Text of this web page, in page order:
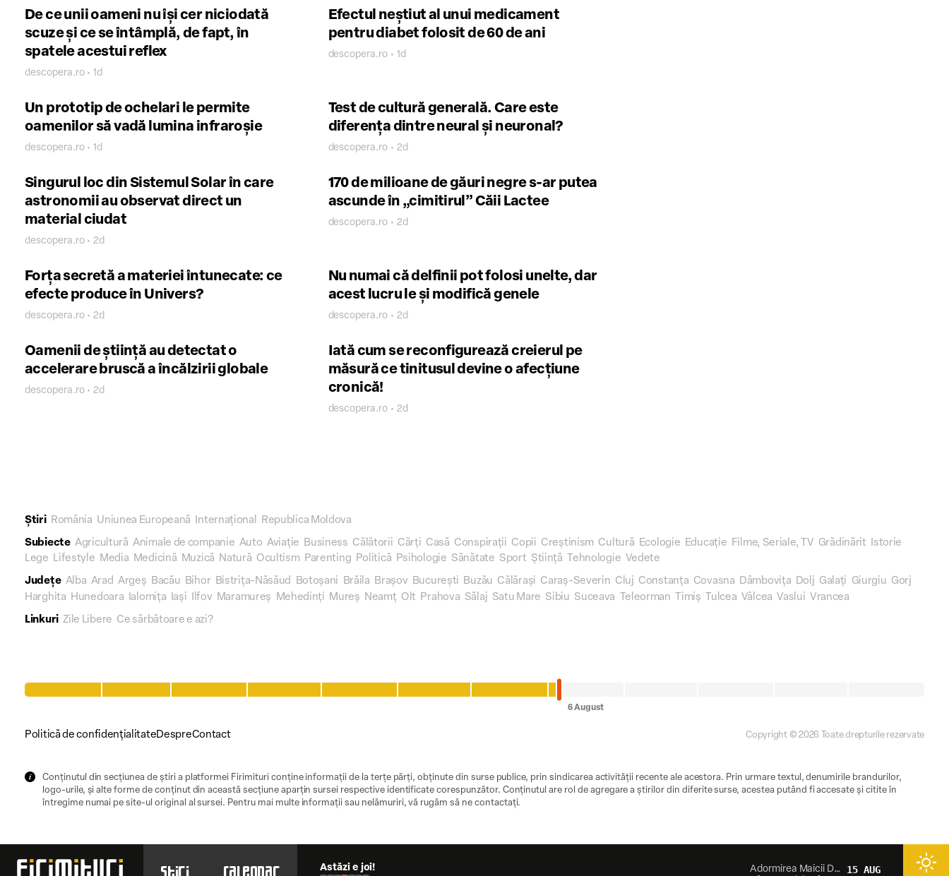
De ce unii oameni nu își cer niciodată
scuze și ce se întâmplă, de fapt, în
spatele acestui reflex
descopera.ro • 1d
Efectul neștiut al unui medicament
pentru diabet folosit de 60 de ani
descopera.ro • 1d
Un prototip de ochelari le permite
oamenilor să vadă lumina infraroșie
descopera.ro • 1d
Test de cultură generală. Care este
diferența dintre neural și neuronal?
descopera.ro • 2d
Singurul loc din Sistemul Solar în care
astronomii au observat direct un
material ciudat
descopera.ro • 2d
170 de milioane de găuri negre s-ar putea
ascunde în „cimitirul” Căii Lactee
descopera.ro • 2d
Forța secretă a materiei întunecate: ce
efecte produce în Univers?
descopera.ro • 2d
Nu numai că delfinii pot folosi unelte, dar
acest lucru le și modifică genele
descopera.ro • 2d
Oamenii de știință au detectat o
accelerare bruscă a încălzirii globale
descopera.ro • 2d
Iată cum se reconfigurează creierul pe
măsură ce tinitusul devine o afecțiune
cronică!
descopera.ro • 2d
Știri România Uniunea Europeană Internațional Republica Moldova
Subiecte Agricultură Animale de companie Auto Aviație Business Călătorii Cărți Casă Conspirații Copii Creștinism Cultură Ecologie Educație Filme, Seriale, TV Grădinărit
Istorie
Lege Lifestyle Media Medicină Muzică Natură Ocultism Parenting Politică Psihologie Sănătate Sport Știință Tehnologie Vedete
Județe Alba Arad Argeș Bacău Bihor Bistrița-Năsăud Botoșani Brăila Brașov București Buzău Călărași Caraș-Severin Cluj Constanța Covasna Dâmbovița Dolj Galați Giurgiu Gorj
Harghita Hunedoara Ialomița Iași Ilfov Maramureș Mehedinți Mureș Neamț Olt Prahova Sălaj Satu Mare Sibiu Suceava Teleorman Timiș Tulcea Vâlcea Vaslui Vrancea
Linkuri Zile Libere Ce sărbătoare e azi?
Politică de confidențialitateDespreContact Copyright © 2026 Toate drepturile rezervate
Conținutul din secțiunea de știri a platformei Firimituri conține informații de la terțe părți, obținute din surse publice, prin sindicarea activității recente ale acestora. Prin urmare textul, denumirile brandurilor,
logo-urile, și alte forme de conținut din această secțiune aparțin sursei respective identificate corespunzător. Conținutul are rol de agregare a știrilor din diferite surse, acestea putând fi accesate și citite în
întregime numai pe site-ul original al sursei. Pentru mai multe informații sau nelămuriri, vă rugăm să ne contactați.
Astăzi e joi! Adormirea Maicii Domnului 15 AUG light_mode